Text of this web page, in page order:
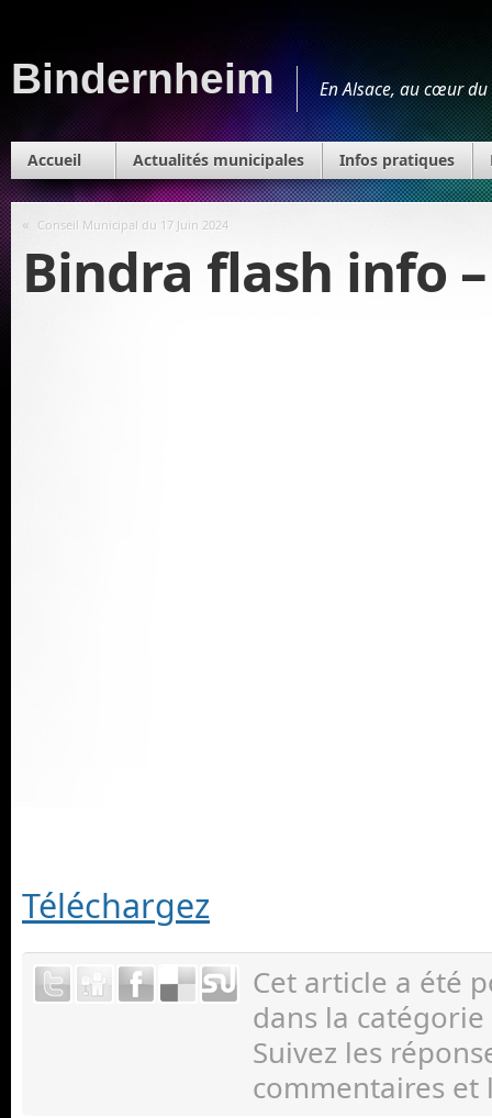
Bindernheim En Alsace, au cœur
Accueil Actualités municipales Infos pratiques
« Conseil Municipal du 17 Juin 2024
Bindra flash info
Téléchargez
Cet article a été
dans la catégorie
Suivez les
commentaires et